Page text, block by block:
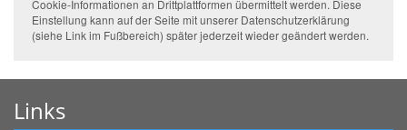
Cookie-Informationen an Drittplattformen übermittelt werden. Diese
Einstellung kann auf der Seite mit unserer Datenschutzerklärung
(siehe Link im Fußbereich) später jederzeit wieder geändert werden.
Links